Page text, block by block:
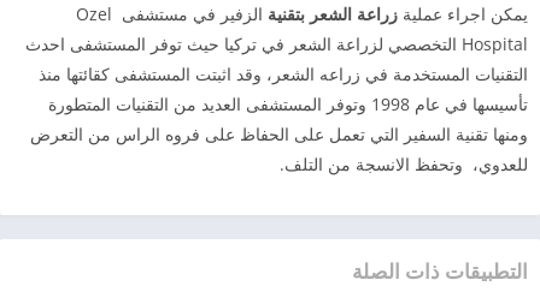
يمكن اجراء عملية زراعة الشعر بتقنية
الزفير في مستشفى Ozel
Hospital التخصصي لزراعة الشعر في تركيا حيث توفر المستشفى احدث
التقنيات المستخدمة في زراعه الشعر، وقد اثبتت المستشفى كقائتها منذ
تأسيسها في عام 1998 وتوفر المستشفى العديد من التقنيات المتطورة
ومنها تقنية السفير التي تعمل على الحفاظ على فروه الراس من التعرض
للعدوي، وتحفظ الانسجة من التلف.
التطبيقات ذات الصلة